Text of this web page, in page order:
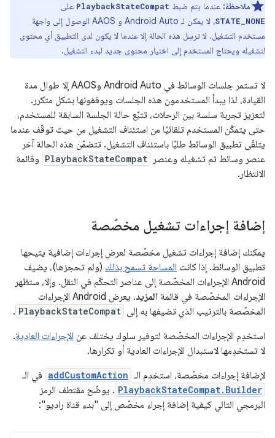
ملاحظة: عندما يتم ضبط PlaybackStateCompat على
STATE_NONE
، لا يمكن لـ Android Auto و AAOS الوصول إلى واجهة
مستخدم التشغيل. لا ترسِل هذه الحالة إلا عندما لا يكون لدى التطبيق أي محتوى
لتشغيله ويحتاج المستخدم إلى اختيار محتوى جديد لبدء التشغيل.
لا تستمر جلسات الوسائط في Android Auto وAAOS إلا طوال مدة
القيادة، لذا يبدأ المستخدمون هذه الجلسات ويوقفونها بشكل متكرر.
لتعزيز تجربة سلسة بين الرحلات، تتبَّع حالة الجلسة السابقة للمستخدم،
حتى يتمكّن المستخدم تلقائيًا من استئناف التشغيل من حيث توقّف عندما
يتلقّى تطبيق الوسائط طلبًا باستئناف التشغيل. تتضمّن هذه الحالة آخر
عنصر وسائط تم تشغيله وعنصر
PlaybackStateCompat وقائمة
الانتظار.
إضافة إجراءات تشغيل مخصّصة
يمكنك إضافة إجراءات تشغيل مخصّصة لعرض إجراءات إضافية يتيحها
تطبيق الوسائط. إذا كانت المساحة تسمح بذلك (ولم تحجزها)، يضيف
Android الإجراءات المخصّصة إلى عناصر التحكّم في النقل. وإلا، ستظهر
الإجراءات المخصّصة في قائمة المزيد
. يعرض Android الإجراءات
المخصّصة بالترتيب الذي تضيفها به إلى PlaybackStateCompat
.
استخدِم الإجراءات المخصّصة لتوفير سلوك يختلف عن الإجراءات العادية.
لا تستخدِمها لاستبدال الإجراءات العادية أو تكرارها.
لإضافة إجراءات مخصّصة، استخدِم الـ addCustomAction في الـ
PlaybackStateCompat.Builder . يوضّح مقتطف الرمز
البرمجي التالي كيفية إضافة إجراء مخصّص إلى "بدء قناة راديو":